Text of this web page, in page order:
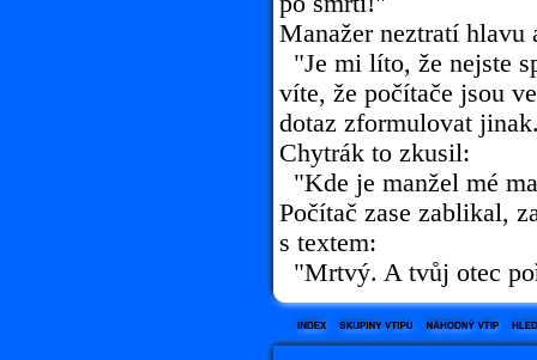
Manažer neztratí hlavu
"Je mi líto, že nejste
víte, že počítače jsou
dotaz zformulovat
Chytrák to zkusil:
"Kde je manžel mé
Počítač zase zablikal,
s textem:
"Mrtvý. A tvůj otec